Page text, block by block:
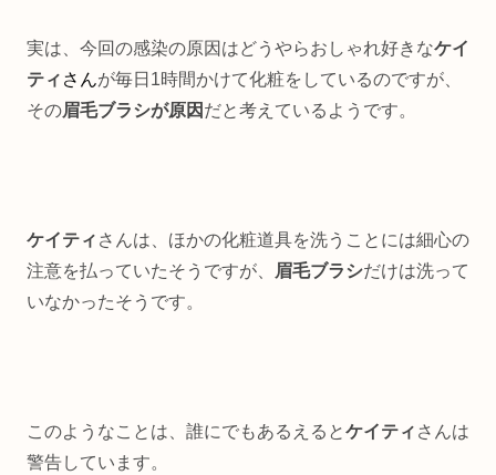
実は、今回の感染の原因はどうやらおしゃれ好きなケイ
ティ さんが毎日1時間かけて化粧をしているのですが、
その眉毛ブラシが原因 だと考えているようです。
ケイティ さんは、ほかの化粧道具を洗うことには細心の
注意を払っていたそうですが、
眉毛ブラシだけは洗って
いなかったそうです。
このようなことは、誰にでもあるえるとケイティ さんは
警告しています。